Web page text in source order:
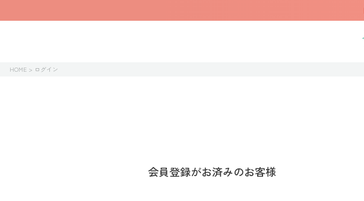
HOME ログイン
会員登録がお済みのお客様